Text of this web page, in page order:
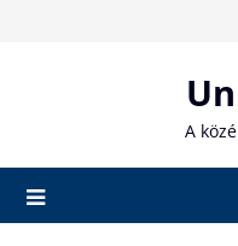
A